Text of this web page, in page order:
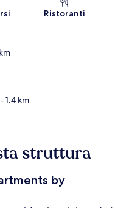
Ristoranti
- 1.4 km
struttura
by